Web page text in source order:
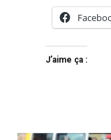
J’aime ça :